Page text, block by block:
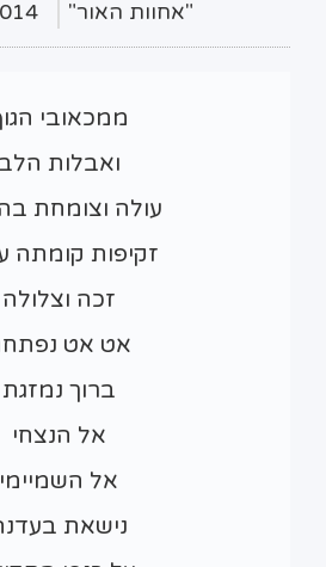
"אחוות האור"
ממכאובי
ואבלות הלב
עולה וצומחת
זקיפות קומתה
זכה וצלולה
אט אט
ברוך נמזגת
אל הנצחי
אל השמיימי
נישאת